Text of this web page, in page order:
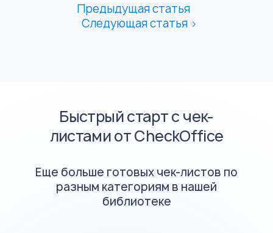
Предыдущая статья
Следующая статья >
Быстрый старт с чек-
листами от CheckOffice
Еще больше готовых чек-листов по
разным категориям в нашей
библиотеке